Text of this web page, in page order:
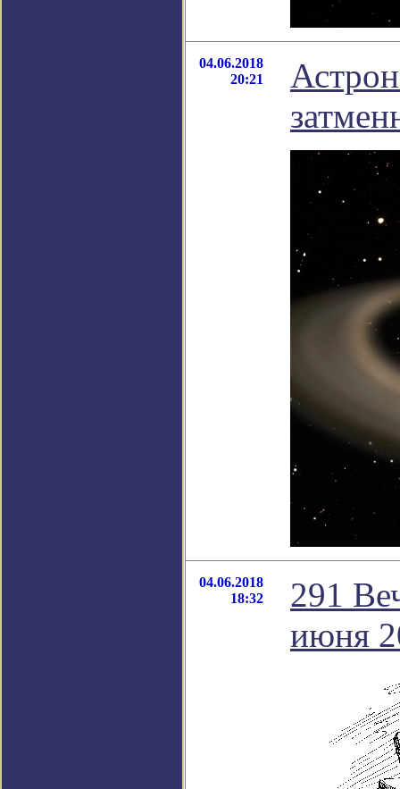
04.06.2018
20:21
04.06.2018
18:32
291
июня